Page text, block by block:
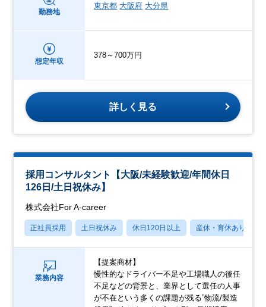
勤務地
東京都 大阪府 大分県
想定年収
378～700万円
詳しく見る
採用コンサルタント【大阪/未経験歓迎/年間休日
126日/土日祝休み】
株式会社For A-career
正社員採用 土日祝休み 休日120日以上 産休・育休あり
業務内容
【提案商材】
慢性的なドライバー不足や工場職人の後任
不足などの背景と、業界として選任の人事
が不在という多くの課題が残る”物流/製造